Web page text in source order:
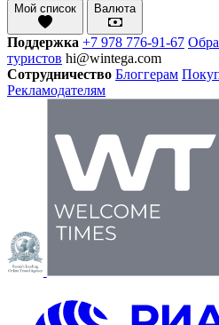
Мой список Валюта
Поддержка +7 978 776-91-67
туристов hi@wintega.com
Сотрудничество Блоггерам
Рекламодателям